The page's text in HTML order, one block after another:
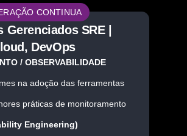
CONTINUA
Gerenciados SRE |
DevOps
/ OBSERVABILIDADE
na adoção das ferramentas
práticas de monitoramento
Engineering)